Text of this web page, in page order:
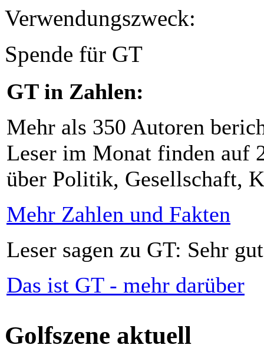
Verwendungszweck:
Spende für GT
GT in Zahlen:
Mehr als 350 Autoren
Leser im Monat finden auf
über Politik, Gesellschaft,
Mehr Zahlen und Fakten
Leser sagen zu GT: Sehr
Das ist GT - mehr darüber
Golfszene aktuell